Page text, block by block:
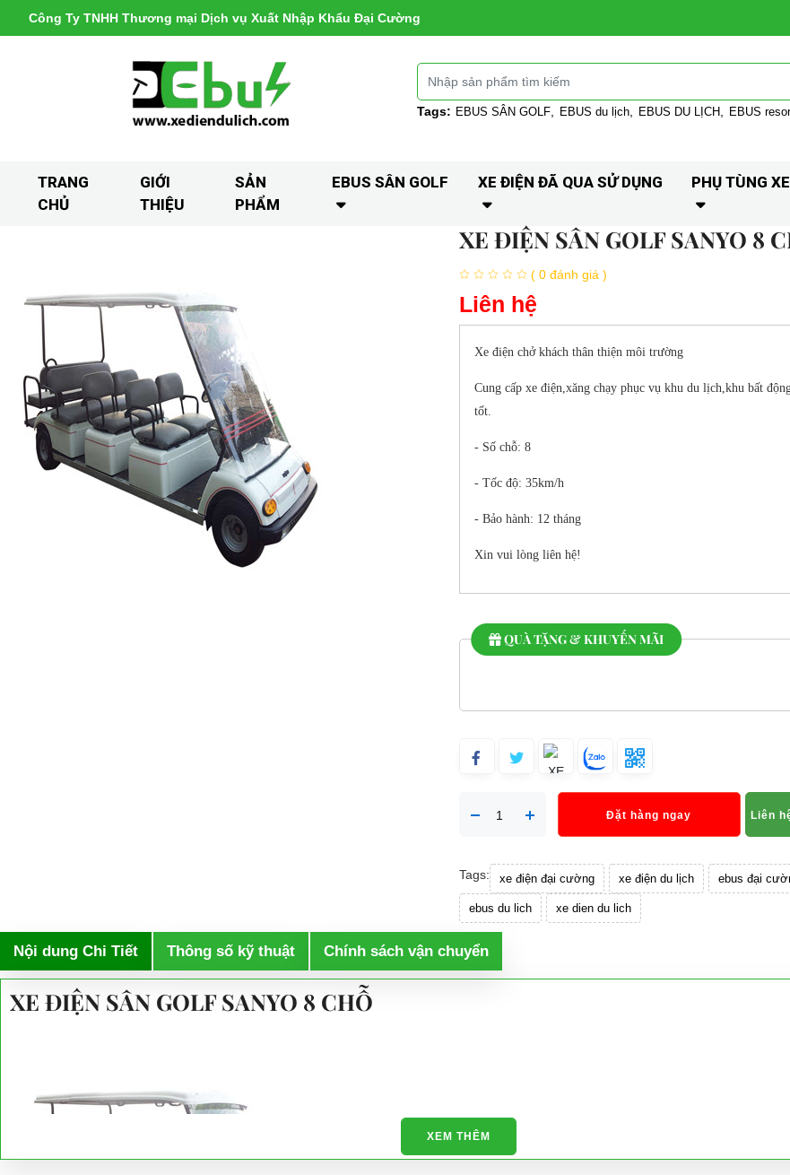
Công Ty TNHH Thương mại Dịch vụ Xuất Nhập Khẩu Đại Cường
Tags: EBUS SÂN GOLF EBUS du lịch EBUS DU LỊCH EBUS
TRANG
CHỦ
GIỚI
THIỆU
SẢN
PHẨM
EBUS SÂN GOLF XE ĐIỆN ĐÃ QUA SỬ DỤNG PHỤ TÙNG
XE ĐIỆN SÂN GOLF SANYO 8
( 0 đánh giá )
Liên hệ
Xe điện chở khách thân thiện môi trường
Cung cấp xe điện,xăng chạy phục vụ khu du lịch,khu bất
tốt.
- Số chỗ: 8
- Tốc độ: 35km/h
- Bảo hành: 12 tháng
Xin vui lòng liên hệ!
QUÀ TẶNG & KHUYẾN MÃI
Đặt hàng ngay Liên
Tags: xe điện đại cường xe điện du lịch ebus đại
ebus du lich xe dien du lich
Nội dung Chi Tiết Thông số kỹ thuật Chính sách vận chuyển
XE ĐIỆN SÂN GOLF SANYO 8 CHỖ
XEM THÊM